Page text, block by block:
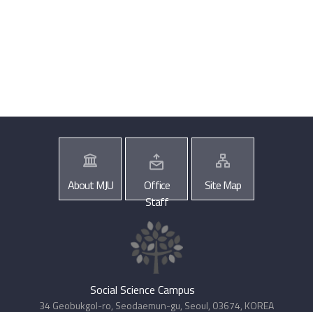
About MJU
Office
Staff
Site Map
Social Science Campus
34 Geobukgol-ro, Seodaemun-gu, Seoul, 03674, KOREA